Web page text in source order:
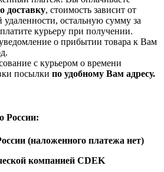
доставку, стоимость зависит от
остальную сумму за
курьеру при получении.
о прибытии товара к Вам
с курьером о времени
посылки по удобному Вам адресу.
России:
(наложенного платежа нет)
компанией CDEK